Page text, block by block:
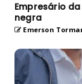
Empresário
negra
Emerson